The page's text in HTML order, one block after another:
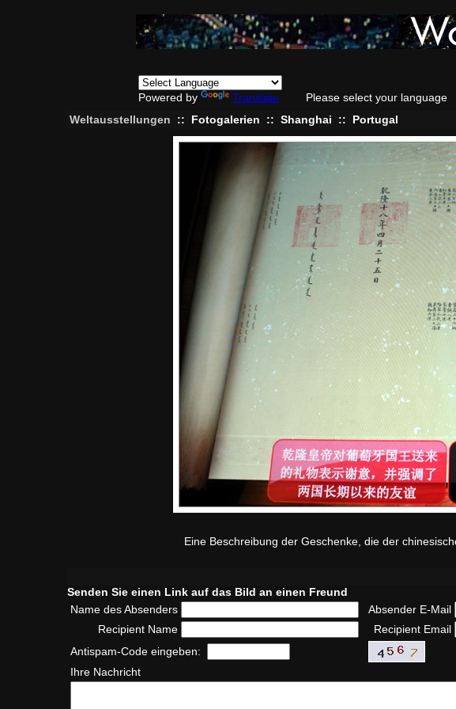
Powered by Translate Please select your language
Weltausstellungen :: Fotogalerien :: Shanghai :: Portugal
Eine Beschreibung der Geschenke, die der
Senden Sie einen Link auf das Bild an einen Freund
Name des Absenders
Absender E-Mail
Recipient Name
Recipient Email
Antispam-Code eingeben:
Ihre Nachricht